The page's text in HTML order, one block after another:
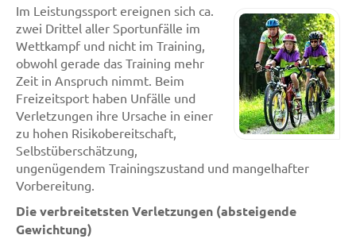
Im Leistungssport ereignen sich ca.
zwei Drittel aller Sportunfälle im
Wettkampf und nicht im Training,
obwohl gerade das Training mehr
Zeit in Anspruch nimmt. Beim
Freizeitsport haben Unfälle und
Verletzungen ihre Ursache in einer
zu hohen Risikobereitschaft,
Selbstüberschätzung,
ungenügendem Trainingszustand und mangelhafter
Vorbereitung.
Die verbreitetsten Verletzungen (absteigende
Gewichtung)